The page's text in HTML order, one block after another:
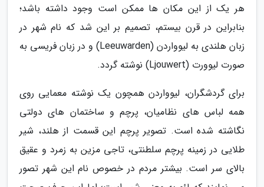
هر یک از این مکان ها ممکن است وجود داشته باشد؛
بنابراین در قرن بیستم، تصمیم بر این شد که نام شهر در
زبان هلندی به لیوواردن (Leeuwarden) و در زبان فریسی به
صورت لیوورت (Ljouwert) نوشته گردد.
برای گردشگران، لیوواردن همچون یک نوشته معمایی روی
همه لباس های نظامیان، پرچم و ساختمان های دولتی
نگاشته شده است. تصویر پرچم این قسمت از هلند، شیر
طلایی در زمینه پرچم سلطنتی، تاجی مزین به زمرد و عقیق
بالای سر است. بیشتر مردم در خصوص نام این شهر تصور